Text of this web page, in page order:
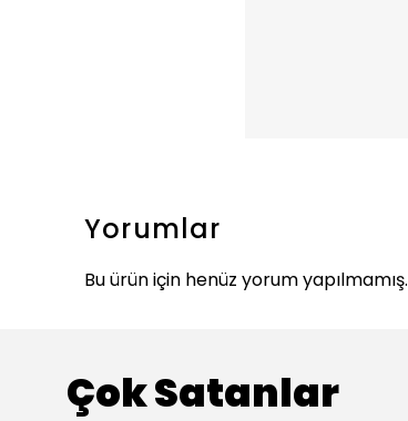
Yorumlar
Bu ürün için henüz yorum yapılmamış.
Çok Satanlar